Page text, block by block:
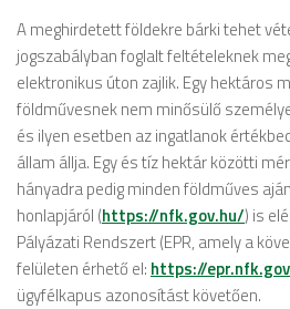
A meghirdetett földekre bárki tehet
jogszabályban foglalt feltételeknek
elektronikus úton zajlik. Egy hektáros
földművesnek nem minősülő
és ilyen esetben az ingatlanok
állam állja. Egy és tíz hektár közötti
hányadra pedig minden földműves
honlapjáról (https://nfk.gov.hu/) is
Pályázati Rendszert (EPR, amely a
felületen érhető el: https://
ügyfélkapus azonosítást követően.